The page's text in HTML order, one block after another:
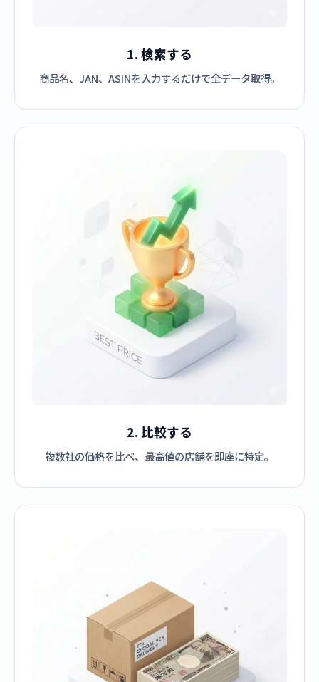
1. 検索する
商品名、JAN、ASINを入力するだけで全データ取得。
2. 比較する
複数社の価格を比べ、最高値の店舗を即座に特定。